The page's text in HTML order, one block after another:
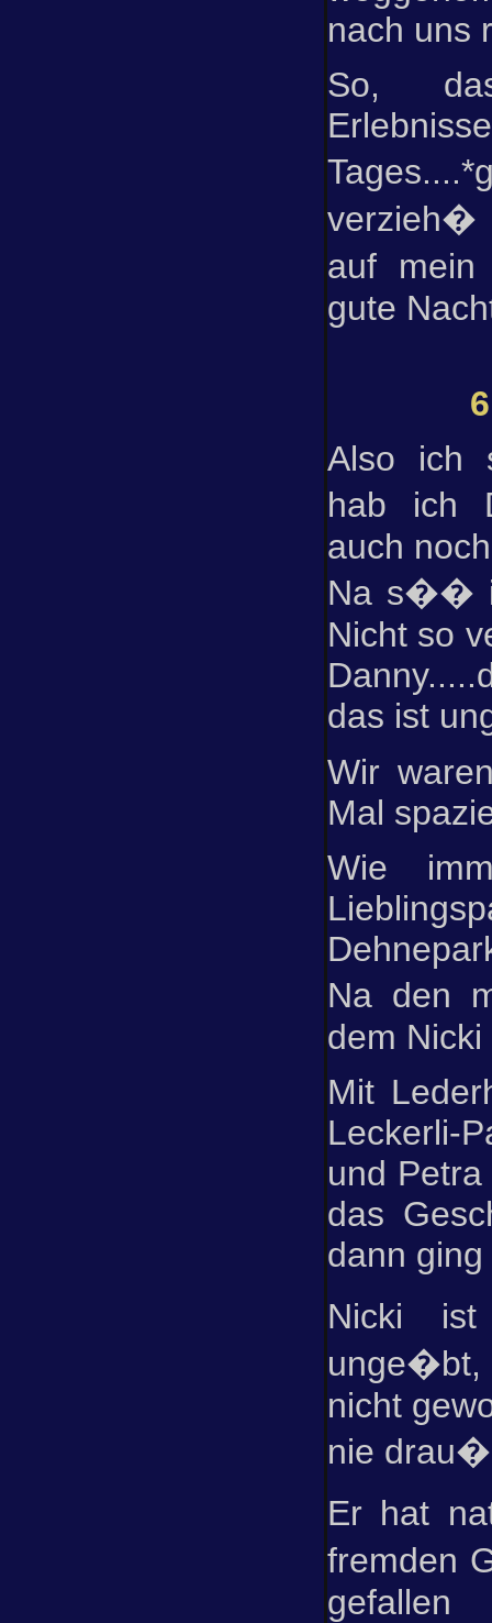
nach uns
So,
verzieh�
auf mein
gute
Also ich
hab ich
auch
Na s��
Nicht so
das ist
Wir
Mal
Wie
Na den
dem
Mit
Leckerli-
und
das
dann
Nicki
nicht
nie
Er hat
fremden